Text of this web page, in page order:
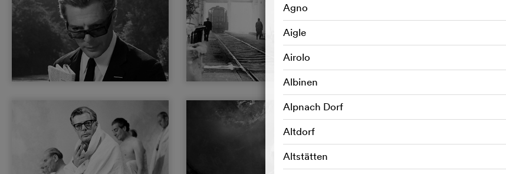
Agno
Aigle
Airolo
Albinen
Alpnach Dorf
Altdorf
Altstätten